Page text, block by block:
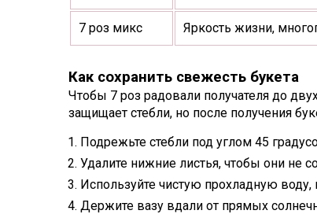
7 роз микс Яркость жизни,
Как сохранить свежесть букета
Чтобы 7 роз радовали получателя до
защищает стебли, но после получения
Подрежьте стебли под углом 45
Удалите нижние листья, чтобы они не
Используйте чистую прохладную
Держите вазу вдали от прямых